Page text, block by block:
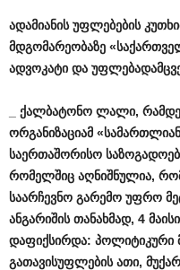
ადამიანის უფლებების
მდგომარეობაზე «
ადვოკატი და
ქალბატონო ლალი,
ორგანიზაციამ «
საერთაშორისო
რომელშიც აღნიშნულია,
საარჩევნო გარემო უფრო
ანგარიშის თანახმად, 4
დაფიქსირდა: პოლიტიკური
გათავისუფლების ათი,